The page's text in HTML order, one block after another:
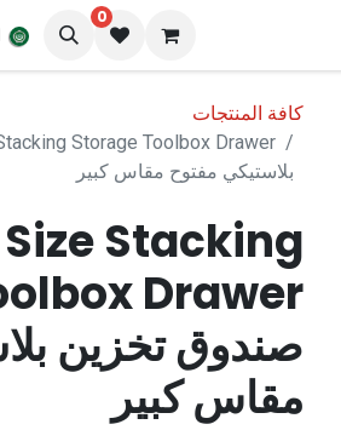
0
كافة المنتجات
بلاستيكي مفتوح مقاس كبير
Stacking
Drawer
صندوق تخزين
مقاس كبير